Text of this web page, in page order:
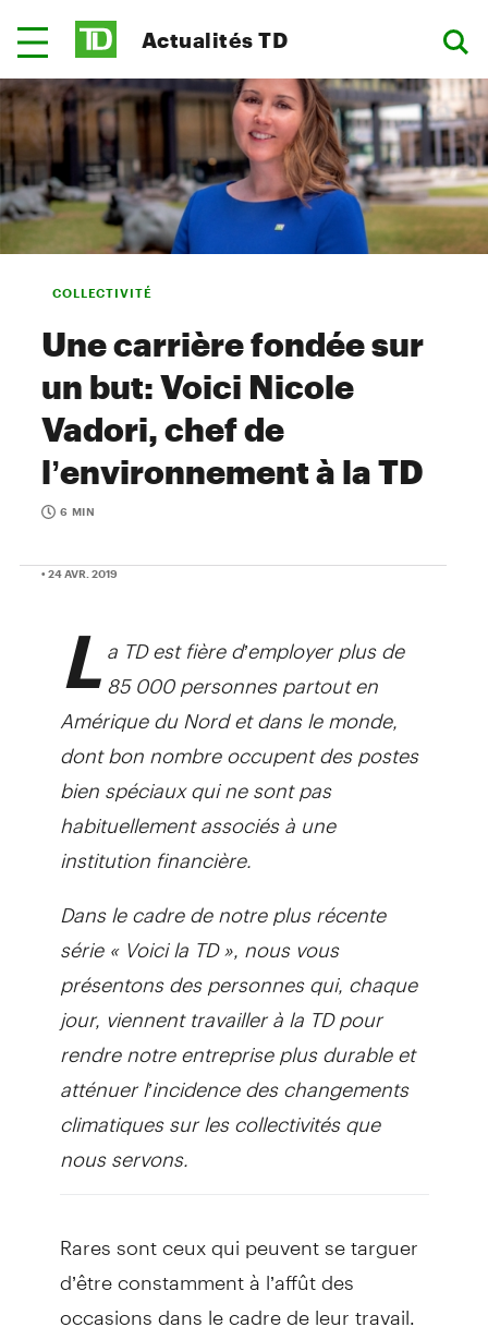
Actualités TD
COLLECTIVITÉ
Une carrière fondée sur
un but: Voici Nicole
Vadori, chef de
l’environnement à la TD
6 MIN
• 24 AVR. 2019
La TD est fière d’employer plus de
85 000 personnes partout en
Amérique du Nord et dans le monde,
dont bon nombre occupent des postes
bien spéciaux qui ne sont pas
habituellement associés à une
institution financière.
Dans le cadre de notre plus récente
série « Voici la TD », nous vous
présentons des personnes qui, chaque
jour, viennent travailler à la TD pour
rendre notre entreprise plus durable et
atténuer l’incidence des changements
climatiques sur les collectivités que
nous servons.
Rares sont ceux qui peuvent se targuer
d’être constamment à l’affût des
occasions dans le cadre de leur travail.